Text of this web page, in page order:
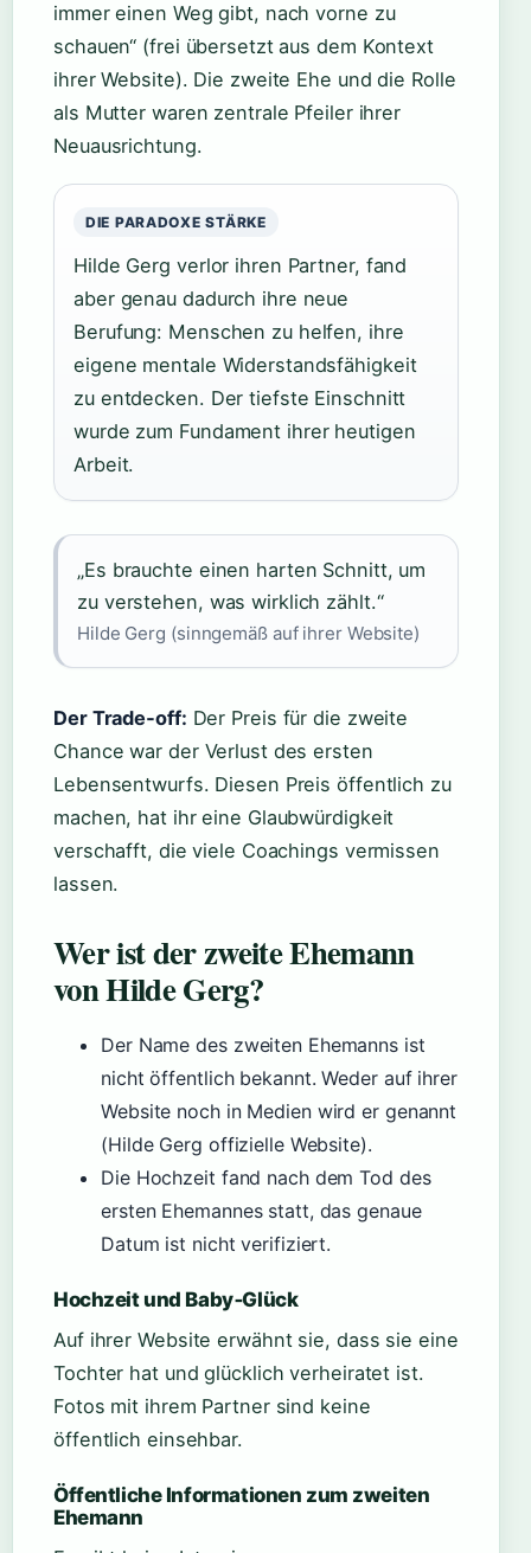
immer einen Weg gibt, nach vorne zu
schauen“ (frei übersetzt aus dem Kontext
ihrer Website). Die zweite Ehe und die Rolle
als Mutter waren zentrale Pfeiler ihrer
Neuausrichtung.
DIE PARADOXE STÄRKE
Hilde Gerg verlor ihren Partner, fand
aber genau dadurch ihre neue
Berufung: Menschen zu helfen, ihre
eigene mentale Widerstandsfähigkeit
zu entdecken. Der tiefste Einschnitt
wurde zum Fundament ihrer heutigen
Arbeit.
„Es brauchte einen harten Schnitt, um
zu verstehen, was wirklich zählt.“
Hilde Gerg (sinngemäß auf ihrer Website)
Der Trade‑off: Der Preis für die zweite
Chance war der Verlust des ersten
Lebensentwurfs. Diesen Preis öffentlich zu
machen, hat ihr eine Glaubwürdigkeit
verschafft, die viele Coachings vermissen
lassen.
Wer ist der zweite Ehemann
von Hilde Gerg?
Der Name des zweiten Ehemanns ist
nicht öffentlich bekannt. Weder auf ihrer
Website noch in Medien wird er genannt
(Hilde Gerg offizielle Website).
Die Hochzeit fand nach dem Tod des
ersten Ehemannes statt, das genaue
Datum ist nicht verifiziert.
Hochzeit und Baby‑Glück
Auf ihrer Website erwähnt sie, dass sie eine
Tochter hat und glücklich verheiratet ist.
Fotos mit ihrem Partner sind keine
öffentlich einsehbar.
Öffentliche Informationen zum zweiten
Ehemann